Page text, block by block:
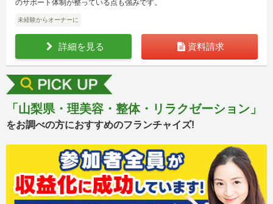
のサポート体制が整っている点も強みです。
未経験からオーナーに
詳細を見る 資料請求
「山梨県・理美容・整体・リラクゼーション」
をお調べの方におすすめのフランチャイズ!